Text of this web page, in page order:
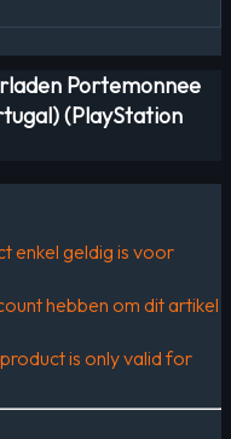
Portemonnee
(PlayStation
enkel geldig is voor
hebben om dit artikel
is only valid for